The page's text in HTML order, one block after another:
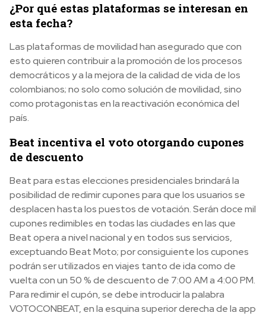
¿Por qué estas plataformas se interesan en
esta fecha?
Las plataformas de movilidad han asegurado que con
esto quieren contribuir a la promoción de los procesos
democráticos y a la mejora de la calidad de vida de los
colombianos; no solo como solución de movilidad, sino
como protagonistas en la reactivación económica del
país.
Beat incentiva el voto otorgando cupones
de descuento
Beat para estas elecciones presidenciales brindará la
posibilidad de redimir cupones para que los usuarios se
desplacen hasta los puestos de votación. Serán doce mil
cupones redimibles en todas las ciudades en las que
Beat opera a nivel nacionaly en todos sus servicios,
exceptuando Beat Moto; por consiguiente los cupones
podrán ser utilizados en viajes tanto de ida como de
vuelta con un 50 % de descuentode 7:00 AM a 4:00 PM.
Para redimir el cupón, se debe introducir la palabra
VOTOCONBEAT, en la esquina superior derecha de la app